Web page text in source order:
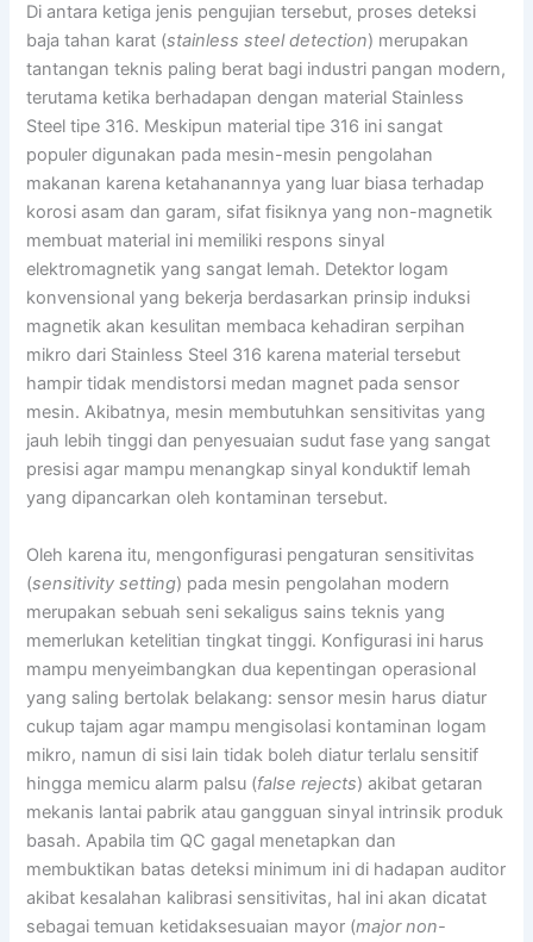
Di antara ketiga jenis pengujian tersebut, proses deteksi
baja tahan karat (stainless steel detection) merupakan
tantangan teknis paling berat bagi industri pangan modern,
terutama ketika berhadapan dengan material Stainless
Steel tipe 316. Meskipun material tipe 316 ini sangat
populer digunakan pada mesin-mesin pengolahan
makanan karena ketahanannya yang luar biasa terhadap
korosi asam dan garam, sifat fisiknya yang non-magnetik
membuat material ini memiliki respons sinyal
elektromagnetik yang sangat lemah. Detektor logam
konvensional yang bekerja berdasarkan prinsip induksi
magnetik akan kesulitan membaca kehadiran serpihan
mikro dari Stainless Steel 316 karena material tersebut
hampir tidak mendistorsi medan magnet pada sensor
mesin. Akibatnya, mesin membutuhkan sensitivitas yang
jauh lebih tinggi dan penyesuaian sudut fase yang sangat
presisi agar mampu menangkap sinyal konduktif lemah
yang dipancarkan oleh kontaminan tersebut.
Oleh karena itu, mengonfigurasi pengaturan sensitivitas
(sensitivity setting) pada mesin pengolahan modern
merupakan sebuah seni sekaligus sains teknis yang
memerlukan ketelitian tingkat tinggi. Konfigurasi ini harus
mampu menyeimbangkan dua kepentingan operasional
yang saling bertolak belakang: sensor mesin harus diatur
cukup tajam agar mampu mengisolasi kontaminan logam
mikro, namun di sisi lain tidak boleh diatur terlalu sensitif
hingga memicu alarm palsu (false rejects) akibat getaran
mekanis lantai pabrik atau gangguan sinyal intrinsik produk
basah. Apabila tim QC gagal menetapkan dan
membuktikan batas deteksi minimum ini di hadapan auditor
akibat kesalahan kalibrasi sensitivitas, hal ini akan dicatat
sebagai temuan ketidaksesuaian mayor (major non-